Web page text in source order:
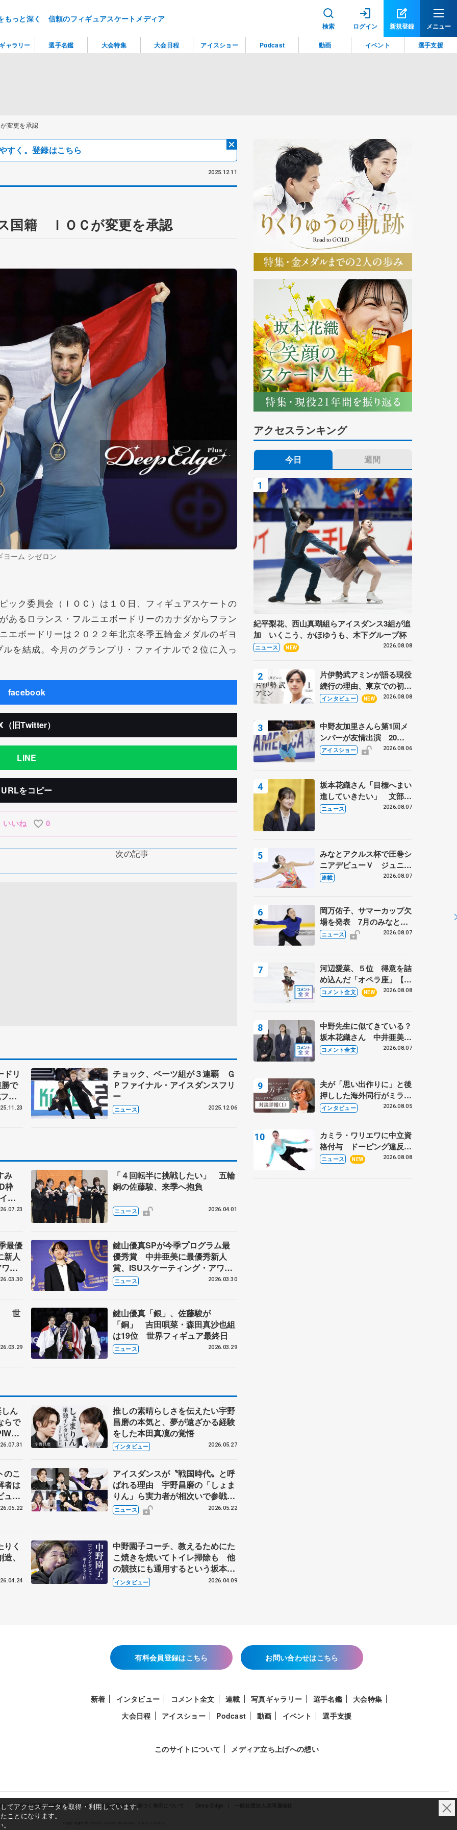
もっと深く 信頼のフィギュアスケートメディア
検索 ログイン 新規登録 メニュー
変更を承認
すく。登録はこちら
2025.12.11
国籍 ＩＯＣが変更を承認
ーム シゼロン
ク委員会（ＩＯＣ）は１０日、フィギュアスケートの
あるロランス・フルニエボードリーのカナダからフラン
エボードリーは２０２２年北京冬季五輪金メダルのギヨ
を結成。今月のグランプリ・ファイナルで２位に入っ
facebook
（旧Twitter）
LINE
URLをコピー
いいね 0
次の記事
ドリ
で
ィ
チョック、ベーツ組が３連覇 Ｇ
Ｐファイナル・アイスダンスフリ
ー
ニュース 2025.12.06
み
枠
ス
#74
「４回転半に挑戦したい」 五輪
銅の佐藤駿、来季へ抱負
ニュース 2026.04.01
最優
新人
ー
鍵山優真SPが今季プログラム最
優秀賞 中井亜美に最優秀新人
賞、ISUスケーティング・アワー
ド
ニュース 2026.03.30
世
鍵山優真「銀」、佐藤駿が
「銅」 吉田唄菜・森田真沙也組
は19位 世界フィギュア最終日
ニュース 2026.03.29
ん
らで
前
推しの素晴らしさを伝えたい宇野
昌磨の本気と、夢が遠ざかる経験
をした本田真凜の覚悟
インタビュー 2026.05.27
のこ
者は
ュー
人、
アイスダンスが〝戦国時代〟と呼
ばれる理由 宇野昌磨の「しょま
りん」ら実力者が相次いで参戦
国内の競争激化
ニュース 2026.05.22
く
、
中野園子コーチ、教えるためにた
こ焼きを焼いてトイレ掃除も 他
の競技にも通用するという坂本花
織の筋肉
インタビュー 2026.04.09
アクセスランキング
今日 週間
紀平梨花、西山真瑚組らアイスダンス3組が追
加 いくこう、かほゆうも、木下グループ杯
ニュース NEW 2026.08.08
片伊勢武アミンが語る現役
続行の理由、東京での初め
ての一人暮らし 注目スケ
インタビュー NEW 2026.08.08
中野友加里さんら第1回メ
ンバーが友情出演 20周
年の「フレンズオンアイ
アイスショー 2026.08.06
坂本花織さん「目標へまい
進していきたい」 文部科
学省スポーツ表彰式で代表
ニュース 2026.08.07
みなとアクルス杯で圧巻シ
ニアデビューＶ ジュニア
で４シーズン無敗の島田麻
連載 2026.08.07
岡万佑子、サマーカップ欠
場を発表 7月のみなとア
クルス杯は腰痛の影響で
ニュース 2026.08.07
河辺愛菜、５位 得意を詰
め込んだ「オペラ座」【み
なとアクルス杯フリー】
コメント全文 NEW 2026.08.08
中野先生に似てきている？
坂本花織さん 中井亜美は
クリケットのサマーキャン
部科学省スポーツ表彰
式】
コメント全文 2026.08.07
夫が「思い出作りに」と後
押しした海外同行がミラノ
まで… 繁華街のリンクで
に 小林芳子さんが振り返
るスケート人生
インタビュー 2026.08.05
カミラ・ワリエワに中立資
格付与 ドーピング違反で
処分、アレクサンドラ・イ
ニュース NEW 2026.08.08
有料会員登録はこちら お問い合わせはこちら
新着 インタビュー コメント全文 連載 写真ギャラリー 選手名鑑
大会特集
大会日程
アイスショー Podcast 動画 イベント 選手支援
このサイトについて メディア立ち上げへの想い
利用者情報の外部送信について 特定商取引法に基づく表示について
ャラリー 選手名鑑 大会特集 大会日程 アイスショー Podcast 動画 イベント 選手支援
アクセスデータを取得・利用しています。
ことになります。